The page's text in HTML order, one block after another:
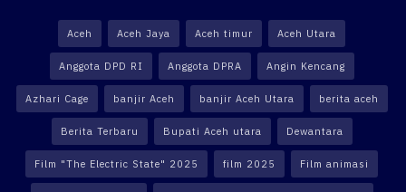
Aceh Aceh Jaya Aceh timur Aceh Utara
Anggota DPD RI Anggota DPRA Angin Kencang
Azhari Cage banjir Aceh banjir Aceh Utara berita aceh
Berita Terbaru Bupati Aceh utara Dewantara
Film "The Electric State" 2025 film 2025 Film animasi